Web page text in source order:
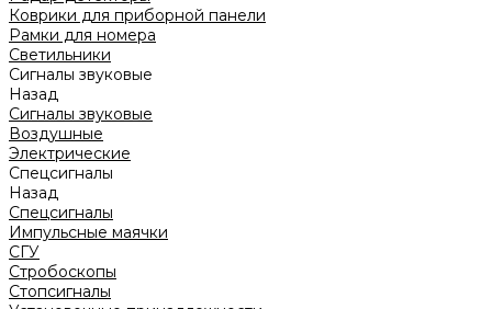
Коврики для приборной панели
Рамки для номера
Светильники
Сигналы звуковые
Назад
Сигналы звуковые
Воздушные
Электрические
Спецсигналы
Назад
Спецсигналы
Импульсные маячки
СГУ
Стробоскопы
Стопсигналы